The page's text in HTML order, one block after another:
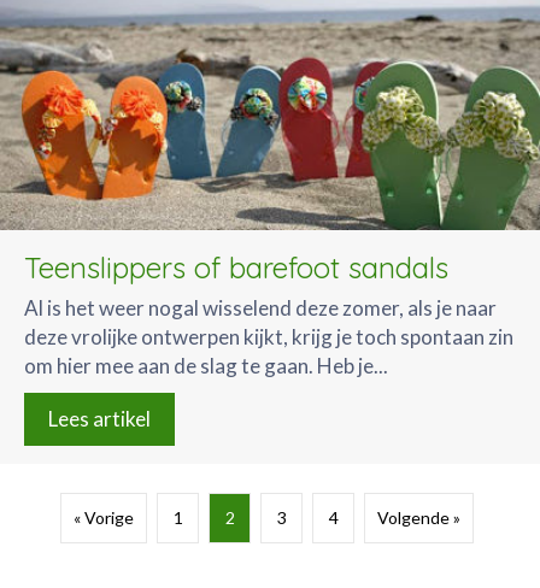
Teenslippers of barefoot sandals
Al is het weer nogal wisselend deze zomer, als je naar
deze vrolijke ontwerpen kijkt, krijg je toch spontaan zin
om hier mee aan de slag te gaan. Heb je...
Lees artikel
« Vorige 1 2 3 4 Volgende »